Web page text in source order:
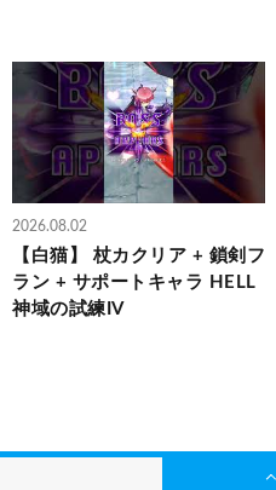
2026.08.02
【白猫】 杖カクリア + 鎖剣フ
ラン + サポートキャラ HELL
神域の試練IV